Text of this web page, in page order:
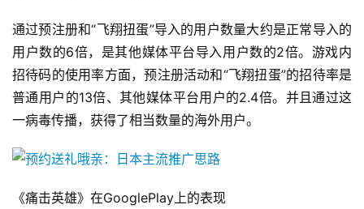
首
页
游
茶
创
游
通过预注册和“飞翔扭蛋”导入的用户数量大约是正常导入的
用户数的6倍，是其他媒体平台导入用户数的2倍。游戏内
招待码的使用率方面，预注册活动和“飞翔扭蛋”的招待率是
普通用户的13倍、其他媒体平台用户的2.4倍。并且通过这
一病毒传播，获得了相当数量的海外用户。
《痛击英雄》在GooglePlay上的表现